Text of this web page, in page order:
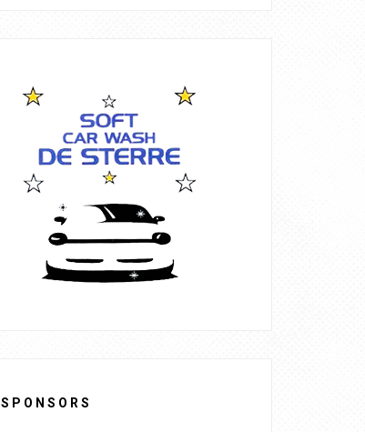
SPONSORS